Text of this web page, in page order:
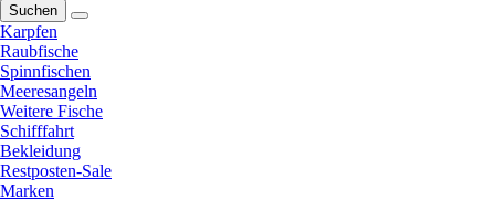
Suchen
Karpfen
Raubfische
Spinnfischen
Meeresangeln
Weitere Fische
Schifffahrt
Bekleidung
Restposten-Sale
Marken